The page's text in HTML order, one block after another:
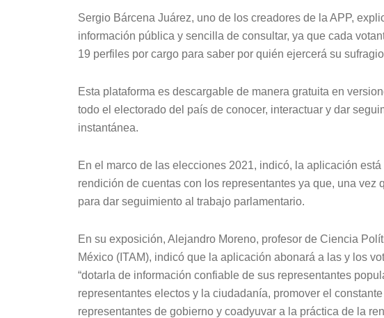
Sergio Bárcena Juárez, uno de los creadores de la APP,
información pública y sencilla de consultar, ya que cada
19 perfiles por cargo para saber por quién ejercerá su
Esta plataforma es descargable de manera gratuita en
todo el electorado del país de conocer, interactuar y dar
instantánea.
En el marco de las elecciones 2021, indicó, la aplicación
rendición de cuentas con los representantes ya que, una vez
para dar seguimiento al trabajo parlamentario.
En su exposición, Alejandro Moreno, profesor de Ciencia
México (ITAM), indicó que la aplicación abonará a las y los
“dotarla de información confiable de sus representantes
representantes electos y la ciudadanía, promover el
representantes de gobierno y coadyuvar a la práctica de la